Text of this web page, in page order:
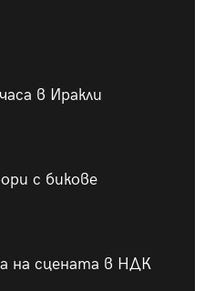
в Иракли
с бикове
на сцената в НДК